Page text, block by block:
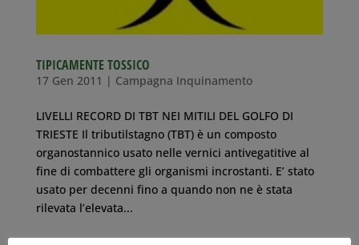
TIPICAMENTE TOSSICO
17 Gen 2011 | Campagna Inquinamento
LIVELLI RECORD DI TBT NEI MITILI DEL GOLFO DI
TRIESTE Il tributilstagno (TBT) è un composto
organostannico usato nelle vernici antivegatitive al
fine di combattere gli organismi incrostanti. E’ stato
usato per decenni fino a quando non ne è stata
rilevata l’elevata...